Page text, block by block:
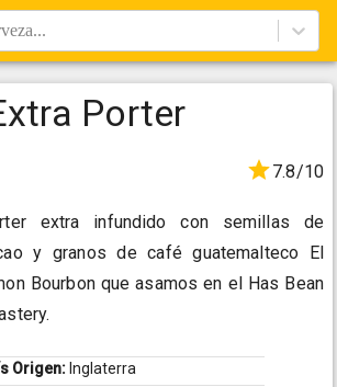
Porter
7.8/10
extra infundido con semillas de
y granos de café guatemalteco El
Bourbon que asamos en el Has Bean
Origen: Inglaterra